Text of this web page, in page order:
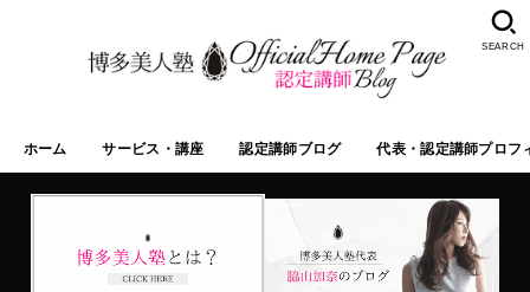
ホーム サービス・講座 認定講師ブログ 代表・認定講師プロフ
SEARCH